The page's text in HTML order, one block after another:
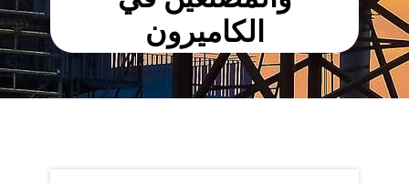
الكاميرون